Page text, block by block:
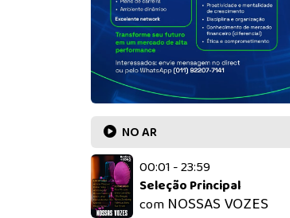
NO AR
00:01 - 23:59
Seleção Principal
com NOSSAS VOZES